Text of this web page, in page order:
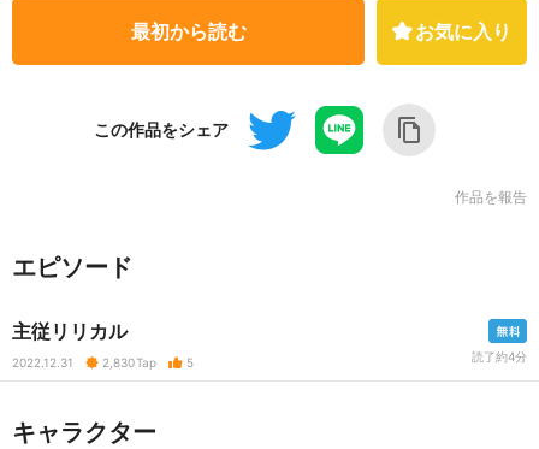
最初から読む お気に入り
この作品をシェア
作品を報告
エピソード
主従リリカル
2022.12.31 2,830Tap 5 読了約4分
キャラクター